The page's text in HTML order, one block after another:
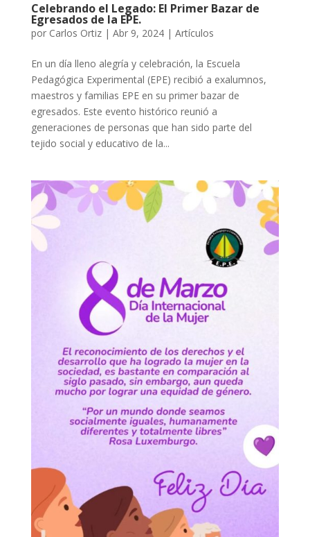
Celebrando el Legado: El Primer Bazar de
Egresados de la EPE.
por Carlos Ortiz| Abr 9, 2024| Artículos
En un día lleno alegría y celebración, la Escuela
Pedagógica Experimental (EPE) recibió a exalumnos,
maestros y familias EPE en su primer bazar de
egresados. Este evento histórico reunió a
generaciones de personas que han sido parte del
tejido social y educativo de la...